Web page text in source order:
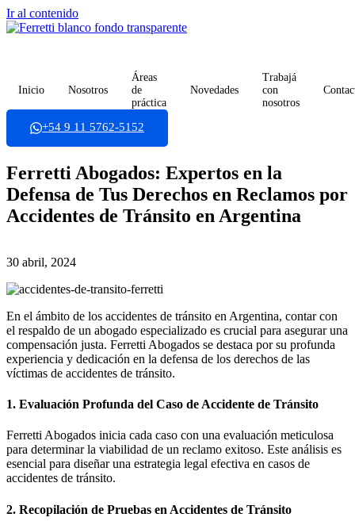
Ir al contenido
Inicio Nosotros
Áreas
de
práctica
Novedades
Trabajá
con
nosotros
+54 9 11 5762-5152
Ferretti Abogados: Expertos en la
Defensa de Tus Derechos en Reclamos por
Accidentes de Tránsito en Argentina
30 abril, 2024
En el ámbito de los accidentes de tránsito en Argentina, contar con
el respaldo de un abogado especializado es crucial para asegurar una
compensación justa. Ferretti Abogados se destaca por su profunda
experiencia y dedicación en la defensa de los derechos de las
víctimas de accidentes de tránsito.
1. Evaluación Profunda del Caso de Accidente de Tránsito
Ferretti Abogados inicia cada caso con una evaluación meticulosa
para determinar la viabilidad de un reclamo exitoso. Este análisis es
esencial para diseñar una estrategia legal efectiva en casos de
accidentes de tránsito.
2. Recopilación de Pruebas en Accidentes de Tránsito